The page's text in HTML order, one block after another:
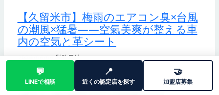
【久留米市】梅雨のエアコン臭×台風
の潮風×猛暑——空氣美爽が整える車
内の空気と革シート
業務日誌
💬
LINEで相談
📍
近くの認定店を探す
🤝
加盟店募集